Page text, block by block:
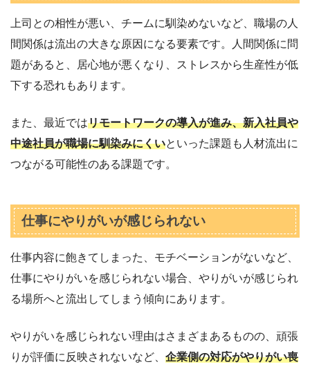
上司との相性が悪い、チームに馴染めないなど、職場の人
間関係は流出の大きな原因になる要素です。人間関係に問
題があると、居心地が悪くなり、ストレスから生産性が低
下する恐れもあります。
また、最近ではリモートワークの導入が進み、新入社員や
中途社員が職場に馴染みにくいといった課題も人材流出に
つながる可能性のある課題です。
仕事にやりがいが感じられない
仕事内容に飽きてしまった、モチベーションがないなど、
仕事にやりがいを感じられない場合、やりがいが感じられ
る場所へと流出してしまう傾向にあります。
やりがいを感じられない理由はさまざまあるものの、頑張
りが評価に反映されないなど、 企業側の対応がやりがい喪